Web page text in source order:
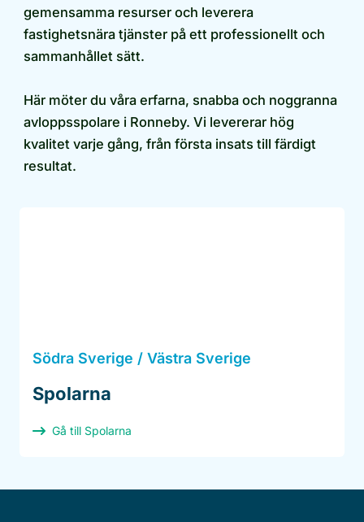
gemensamma resurser och leverera
fastighetsnära tjänster på ett professionellt och
sammanhållet sätt.
Här möter du våra erfarna, snabba och noggranna
avloppsspolare i Ronneby. Vi levererar hög
kvalitet varje gång, från första insats till färdigt
resultat.
Södra Sverige / Västra Sverige
Spolarna
Gå till Spolarna